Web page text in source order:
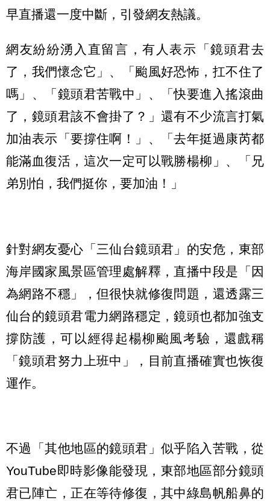
早直播還一度中斷，引發網友熱議。
網友紛紛湧入直留言，有人表示「鏡頭君去
了，我們懷念它」、「颱風好恐怖，扛不住了
嗎」、「鏡頭君苦戰中」、「快要進入搖滾曲
了，鏡頭君該不會掛了？」還有不少流言打氣
加油表示「要撐住啊！」、「去年挺過康芮都
能滿血復活，這次一定可以戰勝楊柳」、「兄
弟別怕，我們挺你，要加油！」
針對網友憂心「三仙台鏡頭君」的安危，東部
海岸國家風景區管理處解釋，直播中段是「因
為網路不穩」，但很快就修復問題，還透露三
仙台的鏡頭君電力網路穩定，鏡頭也都加強支
撐防護，可以經得起楊柳颱風考驗，還戲稱
「鏡頭君努力上班中」，目前直播確實也恢復
運作。
不過「其他地區的鏡頭君」似乎陷入苦戰，從
YouTube即時影像能發現，東部地區部分鏡頭
君已陣亡，正在等待修復，其中綠島帆船鼻的